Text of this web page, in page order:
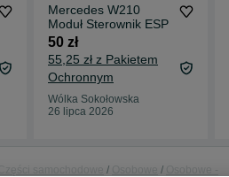
Mercedes W210
Moduł Sterownik ESP
50 zł
55,25 zł z Pakietem
Ochronnym
Wólka Sokołowska
26 lipca 2026
Części samochodowe Osobowe
Osobowe -